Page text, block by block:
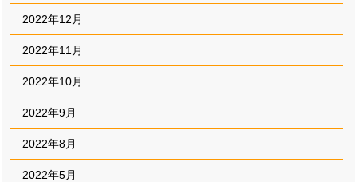
2022年12月
2022年11月
2022年10月
2022年9月
2022年8月
2022年5月